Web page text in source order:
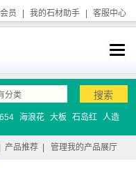
员 我的石材助手 客服中心
海浪花 大板 石岛红 人造
产品推荐 管理我的产品展厅